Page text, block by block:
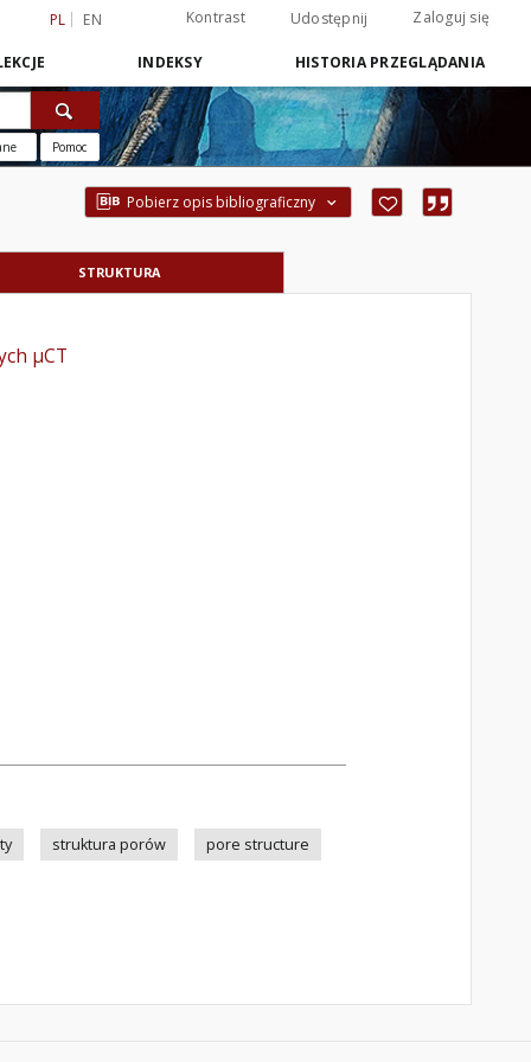
PL EN Kontrast Udostępnij Zaloguj się
INDEKSY HISTORIA PRZEGLĄDANIA
Pomoc
Pobierz opis bibliograficzny
STRUKTURA
µCT
struktura porów pore structure